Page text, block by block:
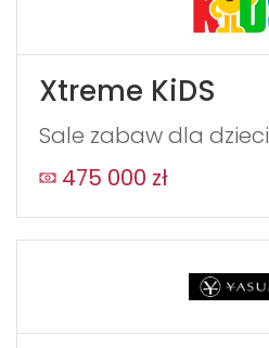
Xtreme KiDS
Sale zabaw dla dzieci
475 000 zł